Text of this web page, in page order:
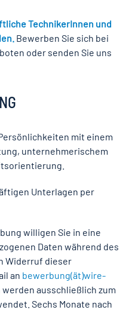
TechnikerInnen und
Bewerben Sie sich bei
oder senden Sie uns
mit einem
unternehmerischem
Unterlagen per
willigen Sie in eine
Daten während des
Widerruf dieser
an bewerbung(ät)wire-
ausschließlich zum
Sechs Monate nach